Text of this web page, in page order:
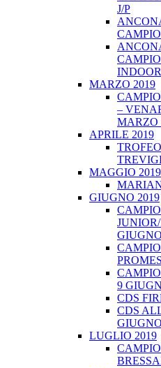
J/P
MARZO 2019
–
MARZO
APRILE 2019
MAGGIO 2019
GIUGNO 2019
GIUGNO
9
CDS
CDS
GIUGNO
LUGLIO 2019